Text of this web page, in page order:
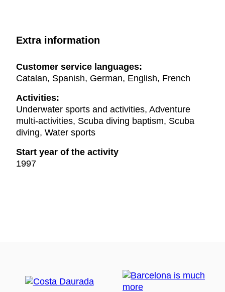
Extra information
Customer service languages:
Catalan, Spanish, German, English, French
Activities:
Underwater sports and activities, Adventure
multi-activities, Scuba diving baptism, Scuba
diving, Water sports
Start year of the activity
1997